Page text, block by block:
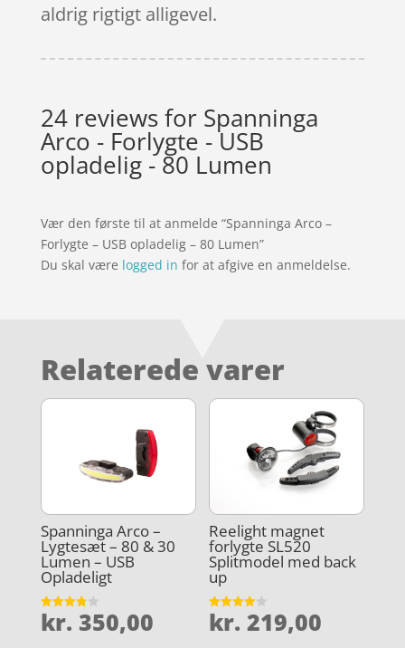
aldrig rigtigt alligevel.
24 reviews for Spanninga
Arco - Forlygte - USB
opladelig - 80 Lumen
Vær den første til at anmelde “Spanninga Arco –
Forlygte – USB opladelig – 80 Lumen”
Du skal være logged in for at afgive en anmeldelse.
Relaterede varer
Spanninga Arco –
Lygtesæt – 80 & 30
Lumen – USB
Opladeligt
Vurderet
3.8
kr. 350,00
Reelight magnet
forlygte SL520
Splitmodel med back
up
Vurderet
4
kr. 219,00